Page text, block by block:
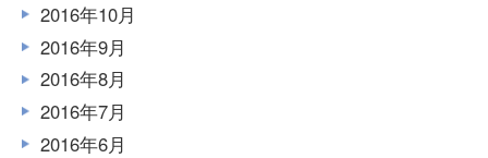
2016年10月
2016年9月
2016年8月
2016年7月
2016年6月